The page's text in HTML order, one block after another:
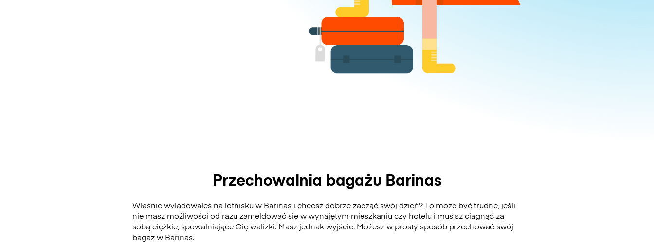
Przechowalnia bagażu Barinas
Właśnie wylądowałeś na lotnisku w Barinas i chcesz dobrze zacząć swój dzień? To może być trudne, jeśli
nie masz możliwości od razu zameldować się w wynajętym mieszkaniu czy hotelu i musisz ciągnąć za
sobą ciężkie, spowalniające Cię walizki. Masz jednak wyjście. Możesz w prosty sposób przechować swój
bagaż w Barinas.